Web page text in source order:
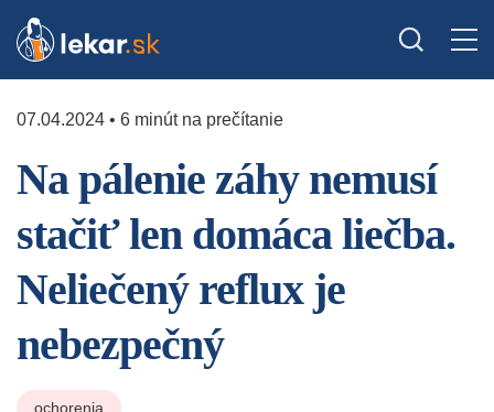
07.04.2024 • 6 minút na prečítanie
Na pálenie záhy nemusí
stačiť len domáca liečba.
Neliečený reflux je
nebezpečný
ochorenia